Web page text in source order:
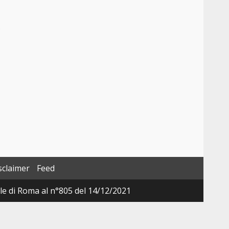
Feed
Roma al n°805 del 14/12/2021